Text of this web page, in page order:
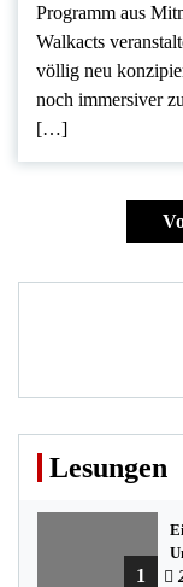
Programm aus
Walkacts
völlig neu
noch immersiver
[…]
Lesungen
1